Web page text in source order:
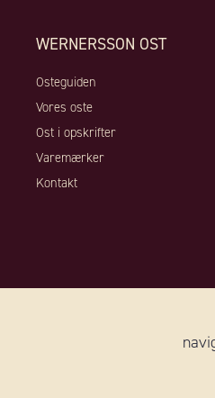
WERNERSSON OST
Osteguiden
Vores oste
Ost i opskrifter
Varemærker
Kontakt